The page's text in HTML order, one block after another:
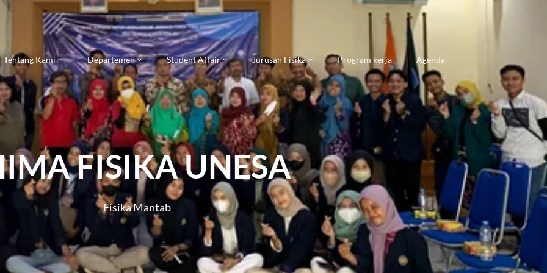
Tentang Kami Departemen Student Affair Jurusan Fisika Program kerja Agenda
FISIKA UNESA
Fisika Mantab